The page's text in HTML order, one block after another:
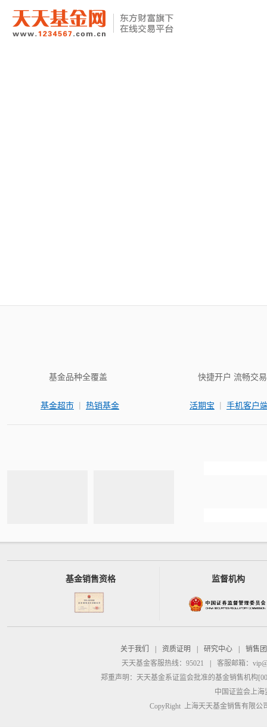
基金品种全覆盖
基金超市 | 热销基金
快捷开户 流畅交易
活期宝 | 手机客户
基金销售资格 监督机构
关于我们 资质证明 研究中心
销售
天天基金客服热线：95021
客服邮箱：
郑重声明： 天天基金系证监会批准的基金销售机构
中国证监会上
CopyRight 上海天天基金销售有限